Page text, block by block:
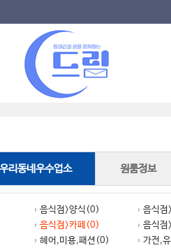
우리동네우수업소 원룸정보
음식점>양식(0) 음식점
음식점>카페(0) 음식점
헤어,미용,패션(0) 가전,